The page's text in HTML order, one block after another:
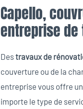
Capello,
entreprise
Destravaux de
couverture ou de la
entreprise vous offre
importe le type de